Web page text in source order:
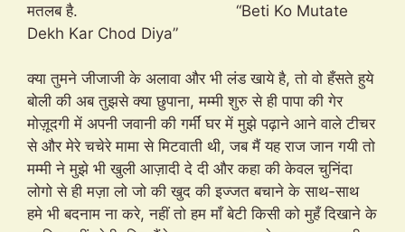
मतलब है. “Beti Ko Mutate
Dekh Kar Chod Diya”
क्या तुमने जीजाजी के अलावा और भी लंड खाये है, तो वो हँसते हुये
बोली की अब तुझसे क्या छुपाना, मम्मी शुरु से ही पापा की गेर
मोज़ूदगी में अपनी जवानी की गर्मीं घर में मुझे पढ़ाने आने वाले टीचर
से और मेरे चचेरे मामा से मिटवाती थी, जब मैं यह राज जान गयी तो
मम्मी ने मुझे भी खुली आज़ादी दे दी और कहा की केवल चुनिंदा
लोगो से ही मज़ा लो जो की खुद की इज्जत बचाने के साथ-साथ
हमे भी बदनाम ना करे, नहीं तो हम माँ बेटी किसी को मुहँ दिखाने के